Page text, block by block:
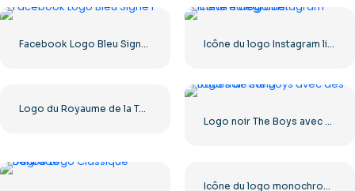
Logo du Royaume de la Terreur, carré noir – Téléchargement PNG gratuit